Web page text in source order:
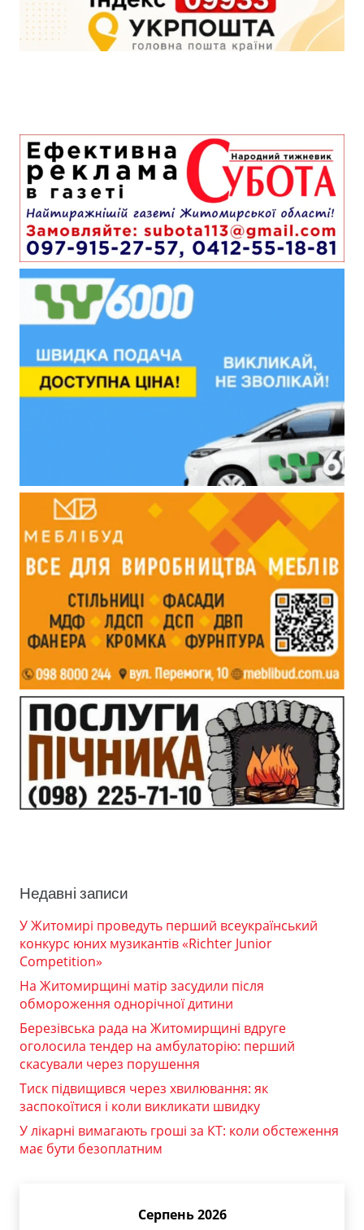
Недавні записи
У Житомирі проведуть перший всеукраїнський
конкурс юних музикантів «Richter Junior
Competition»
На Житомирщині матір засудили після
обмороження однорічної дитини
Березівська рада на Житомирщині вдруге
оголосила тендер на амбулаторію: перший
скасували через порушення
Тиск підвищився через хвилювання: як
заспокоїтися і коли викликати швидку
У лікарні вимагають гроші за КТ: коли обстеження
має бути безоплатним
Серпень 2026